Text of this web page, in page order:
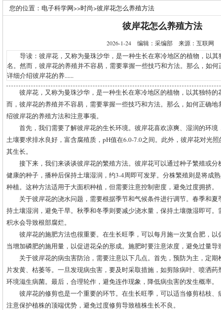
您的位置： 电子科学网>>时尚>彼岸花怎么养殖方法
彼岸花怎么养殖方法
2026-1-24 编辑：采编部 来源：互联网
导读：彼岸花，又称为曼珠沙华，是一种生长在寒冷地区的植物，以其
名。然而，彼岸花的养殖并不容易，需要掌握一些技巧和方法。那么，如
详细介绍彼岸花的养......
彼岸花，又称为曼珠沙华，是一种生长在寒冷地区的植物，以其独特
而，彼岸花的养殖并不容易，需要掌握一些技巧和方法。那么，如何正确
绍彼岸花的养殖方法和注意事项。
首先，我们需要了解彼岸花的生长环境。彼岸花喜欢凉爽、湿润的环
土壤要求排水良好，富含腐殖质，pH值在6.0-7.0之间。此外，彼岸花对光
其生长。
接下来，我们来谈谈彼岸花的繁殖方法。彼岸花可以通过种子繁殖或
健康的种子，播种后保持土壤湿润，约3-4周即可发芽。分株繁殖则是将成
种植。这种方法适用于大面积种植，但需要注意控制密度，避免过度拥挤。
关于彼岸花的浇水问题，需要根据季节和气候条件进行调节。春季和
持土壤湿润，避免干旱。秋季和冬季则要减少浇水量，保持土壤微湿即可
积水会导致根部腐烂。
彼岸花的施肥方法也很重要。在生长旺季，可以每月施一次复合肥，
当增加磷肥的施用量，以促进花朵的形成。施肥时要注意浓度，避免过量导
关于彼岸花的病虫害防治，需要注意以下几点。首先，预防为主，定
片发黄、枯萎等。一旦发现病虫害，要及时采取措施，如剪除病叶、喷洒
环境滋生病菌。最后，合理轮作，避免连作现象，降低病虫害的发生概率。
彼岸花的修剪也是一个重要的环节。在生长旺季，可以适当修剪枯枝
注意保护植株的顶端优势，避免过度修剪导致植株生长不良。